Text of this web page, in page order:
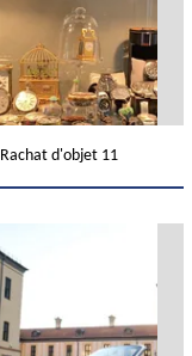
Rachat d'objet 11